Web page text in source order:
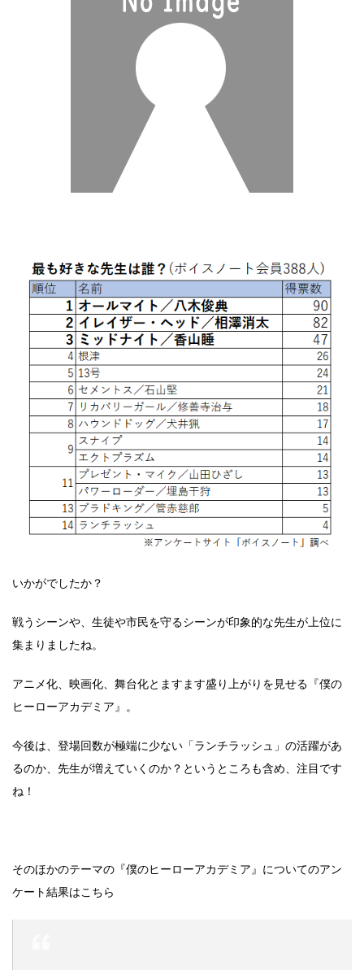
いかがでしたか？
戦うシーンや、生徒や市民を守るシーンが印象的な先生が上位に
集まりましたね。
アニメ化、映画化、舞台化とますます盛り上がりを見せる『僕の
ヒーローアカデミア』。
今後は、登場回数が極端に少ない「ランチラッシュ」の活躍があ
るのか、先生が増えていくのか？というところも含め、注目です
ね！
そのほかのテーマの『僕のヒーローアカデミア』についてのアン
ケート結果はこちら